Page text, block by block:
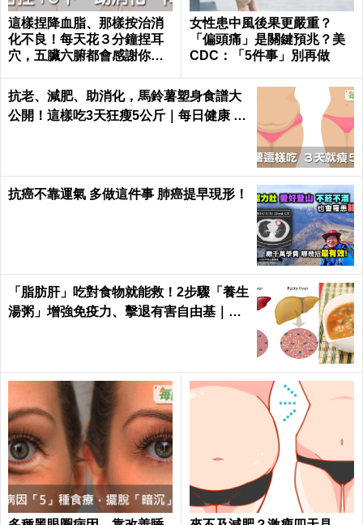
這樣捏降血脂、那樣按治消
化不良！每天花３分鐘捏耳
穴，五臟六腑都會感謝你｜
女性患中風後果更嚴重？
「偏頭痛」是關鍵預兆？美
CDC：「5件事」別再做
抗老、減肥、助消化，馬鈴薯塑身食譜大
公開！這樣吃3天狂瘦5公斤｜每日健康 H
抗癌不靠運氣 多做這件事 肺癌提早現形！
「脂肪肝」吃對食物就能救！2步驟「養生
湯粥」增強免疫力、擊退有害自由基｜每